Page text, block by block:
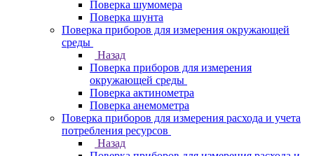
Поверка шумомера
Поверка шунта
Поверка приборов для измерения окружающей
среды
Назад
Поверка приборов для измерения
окружающей среды
Поверка актинометра
Поверка анемометра
Поверка приборов для измерения расхода и учета
потребления ресурсов
Назад